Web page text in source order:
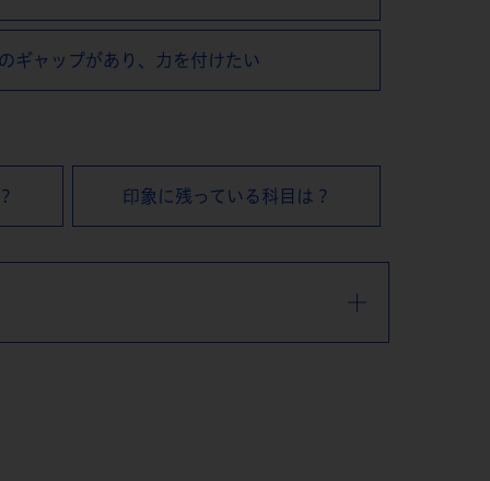
ギャップがあり、 ⼒を付けたい
印象に残っている科目は？